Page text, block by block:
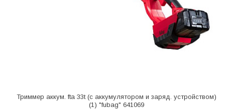
Триммер аккум. fta 33t (с аккумулятором и заряд. устройством)
(1) "fubag" 641069